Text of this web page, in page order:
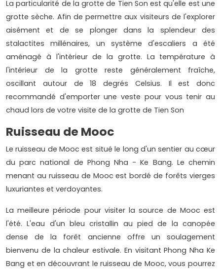
La particularité de la grotte de Tien Son est qu'elle est une
grotte sèche. Afin de permettre aux visiteurs de l'explorer
aisément et de se plonger dans la splendeur des
stalactites millénaires, un système d'escaliers a été
aménagé à l'intérieur de la grotte. La température à
l'intérieur de la grotte reste généralement fraîche,
oscillant autour de 18 degrés Celsius. Il est donc
recommandé d'emporter une veste pour vous tenir au
chaud lors de votre visite de la grotte de Tien Son
Ruisseau de Mooc
Le ruisseau de Mooc est situé le long d'un sentier au cœur
du parc national de Phong Nha - Ke Bang. Le chemin
menant au ruisseau de Mooc est bordé de forêts vierges
luxuriantes et verdoyantes.
La meilleure période pour visiter la source de Mooc est
l'été. L'eau d'un bleu cristallin au pied de la canopée
dense de la forêt ancienne offre un soulagement
bienvenu de la chaleur estivale. En visitant Phong Nha Ke
Bang et en découvrant le ruisseau de Mooc, vous pourrez